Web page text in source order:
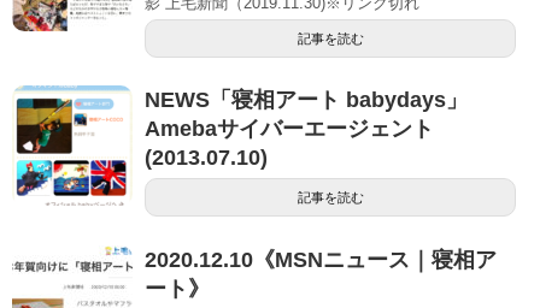
記事を読む
NEWS「寝相アート babydays」
Amebaサイバーエージェント
(2013.07.10)
記事を読む
2020.12.10《MSNニュース｜寝相ア
ート》